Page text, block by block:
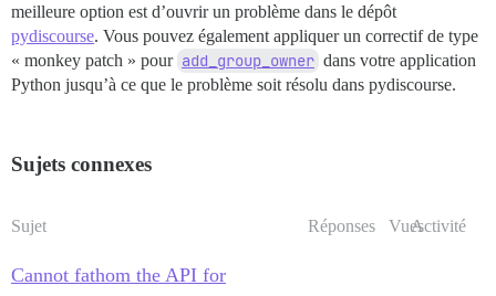
meilleure option est d’ouvrir un problème dans le dépôt
pydiscourse. Vous pouvez également appliquer un correctif de type
« monkey patch » pour add_group_owner dans votre application
Python jusqu’à ce que le problème soit résolu dans pydiscourse.
Sujets connexes
Sujet Réponses VuesActivité
Cannot fathom the API for